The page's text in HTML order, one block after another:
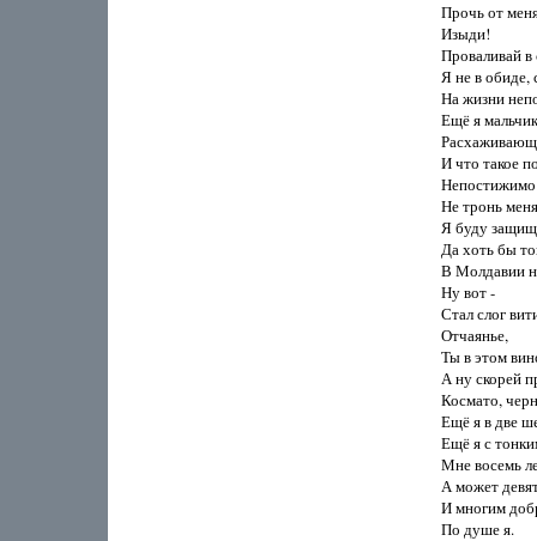
Прочь от
Изыди!
Проваливай
Я не в
На жизни
Ещё я
И что такое
Не тронь
Я буду
Да хоть бы
В Молдавии
Ну вот -
Стал слог
Отчаянье,
Ты в этом
А ну скорей
Космато,
Ещё я в две
Ещё я с
Мне восемь
А может
И многим
По душе я.